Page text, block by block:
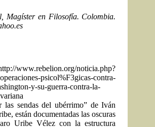
Magíster en Filosofía. Colombia.
www.rebelion.org/noticia.php?
psicol%F3gicas-contra-
y-su-guerra-contra-la-
sendas del ubérrimo” de Iván
están documentadas las oscuras
Uribe Vélez con la estructura